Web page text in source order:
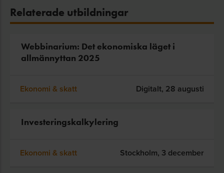
Relaterade utbildningar
Webbinarium: Det ekonomiska läget i
allmännyttan 2025
Ekonomi & skatt Digitalt, 28 augusti
Investeringskalkylering
Ekonomi & skatt Stockholm, 3 december